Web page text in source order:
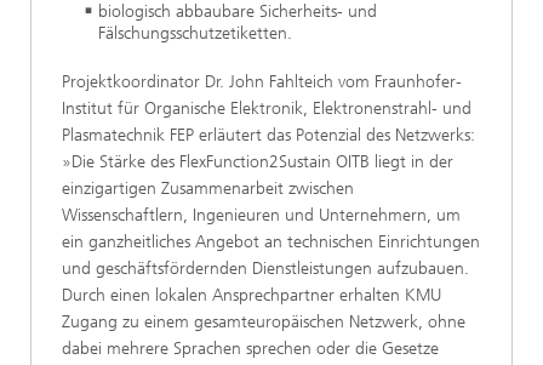
biologisch abbaubare Sicherheits- und
Fälschungsschutzetiketten.
Projektkoordinator Dr. John Fahlteich vom Fraunhofer-
Institut für Organische Elektronik, Elektronenstrahl- und
Plasmatechnik FEP erläutert das Potenzial des Netzwerks:
»Die Stärke des FlexFunction2Sustain OITB liegt in der
einzigartigen Zusammenarbeit zwischen
Wissenschaftlern, Ingenieuren und Unternehmern, um
ein ganzheitliches Angebot an technischen Einrichtungen
und geschäftsfördernden Dienstleistungen aufzubauen.
Durch einen lokalen Ansprechpartner erhalten KMU
Zugang zu einem gesamteuropäischen Netzwerk, ohne
dabei mehrere Sprachen sprechen oder die Gesetze